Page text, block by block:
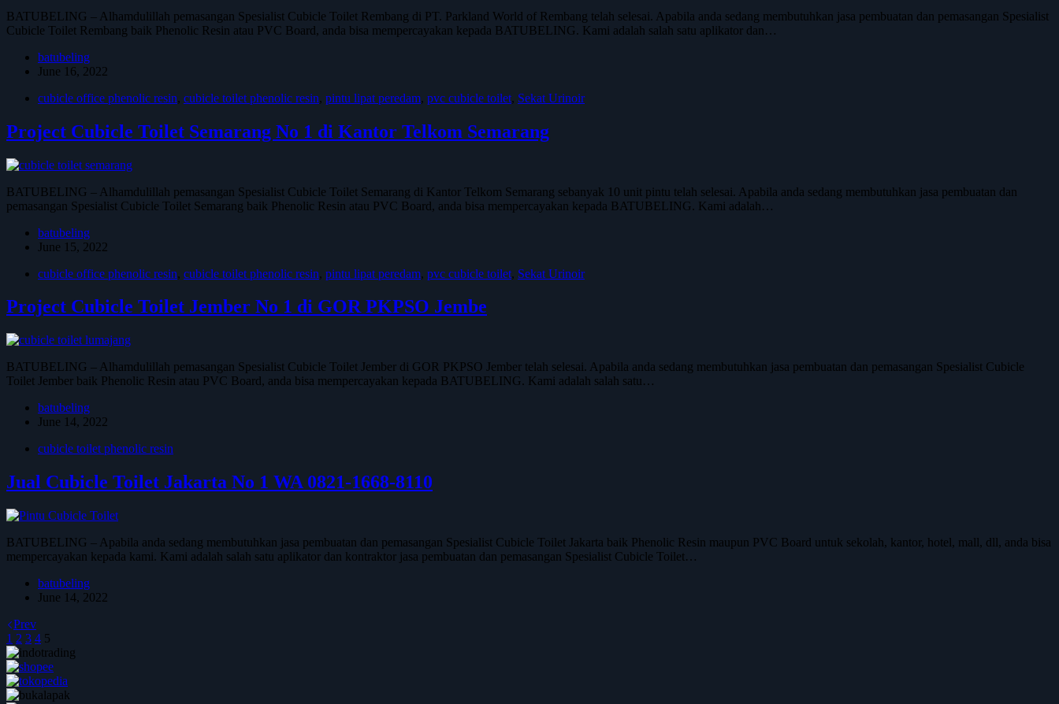
BATUBELING – Alhamdulillah pemasangan Spesialist Cubicle Toilet Rembang di PT. Parkland World of Rembang telah selesai. Apabila anda sedang membutuhkan jasa pembuatan dan pemasangan Spesialist
Cubicle Toilet Rembang baik Phenolic Resin atau PVC Board, anda bisa mempercayakan kepada BATUBELING. Kami adalah salah satu aplikator dan…
batubeling
June 16, 2022
cubicle office phenolic resin, cubicle toilet phenolic resin, pintu lipat peredam, pvc cubicle toilet, Sekat Urinoir
Project Cubicle Toilet Semarang No 1 di Kantor Telkom Semarang
BATUBELING – Alhamdulillah pemasangan Spesialist Cubicle Toilet Semarang di Kantor Telkom Semarang sebanyak 10 unit pintu telah selesai. Apabila anda sedang membutuhkan jasa pembuatan dan
pemasangan Spesialist Cubicle Toilet Semarang baik Phenolic Resin atau PVC Board, anda bisa mempercayakan kepada BATUBELING. Kami adalah…
batubeling
June 15, 2022
cubicle office phenolic resin, cubicle toilet phenolic resin, pintu lipat peredam, pvc cubicle toilet, Sekat Urinoir
Project Cubicle Toilet Jember No 1 di GOR PKPSO Jembe
BATUBELING – Alhamdulillah pemasangan Spesialist Cubicle Toilet Jember di GOR PKPSO Jember telah selesai. Apabila anda sedang membutuhkan jasa pembuatan dan pemasangan Spesialist Cubicle
Toilet Jember baik Phenolic Resin atau PVC Board, anda bisa mempercayakan kepada BATUBELING. Kami adalah salah satu…
batubeling
June 14, 2022
cubicle toilet phenolic resin
Jual Cubicle Toilet Jakarta No 1 WA 0821-1668-8110
BATUBELING – Apabila anda sedang membutuhkan jasa pembuatan dan pemasangan Spesialist Cubicle Toilet Jakarta baik Phenolic Resin maupun PVC Board untuk sekolah, kantor, hotel, mall, dll, anda bisa
mempercayakan kepada kami. Kami adalah salah satu aplikator dan kontraktor jasa pembuatan dan pemasangan Spesialist Cubicle Toilet…
batubeling
June 14, 2022
Prev
1 2 3 4 5